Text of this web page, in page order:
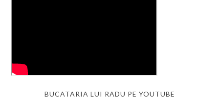
BUCATARIA LUI RADU PE YOUTUBE